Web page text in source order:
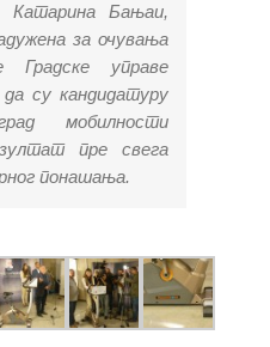
Катарина Бањаи,
за очувања
Градске управе
да су кандидатуру
мобилности
пре свега
понашања.